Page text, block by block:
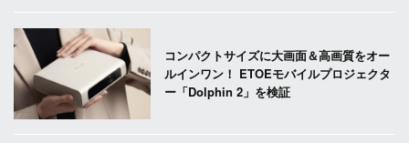
コンパクトサイズに大画面＆高画質をオー
ルインワン！ ETOEモバイルプロジェクタ
ー「Dolphin 2」を検証